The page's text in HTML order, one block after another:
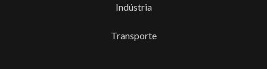
Indústria
Transporte